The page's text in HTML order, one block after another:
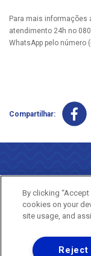
Para mais
atendimento 24h no
WhatsApp pelo número
Compartilhar:
By clicking
cookies on your
site usage, and
Reject